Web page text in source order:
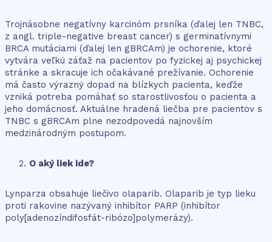
Trojnásobne negatívny karcinóm prsníka (ďalej len TNBC,
z angl. triple-negative breast cancer) s germinatívnymi
BRCA mutáciami (ďalej len gBRCAm) je ochorenie, ktoré
vytvára veľkú záťaž na pacientov po fyzickej aj psychickej
stránke a skracuje ich očakávané prežívanie. Ochorenie
má často výrazný dopad na blízkych pacienta, keďže
vzniká potreba pomáhať so starostlivosťou o pacienta a
jeho domácnosť. Aktuálne hradená liečba pre pacientov s
TNBC s gBRCAm plne nezodpovedá najnovším
medzinárodným postupom.
O aký liek ide?
Lynparza obsahuje liečivo olaparib. Olaparib je typ lieku
proti rakovine nazývaný inhibítor PARP (inhibítor
poly[adenozíndifosfát-ribózo]polymerázy).